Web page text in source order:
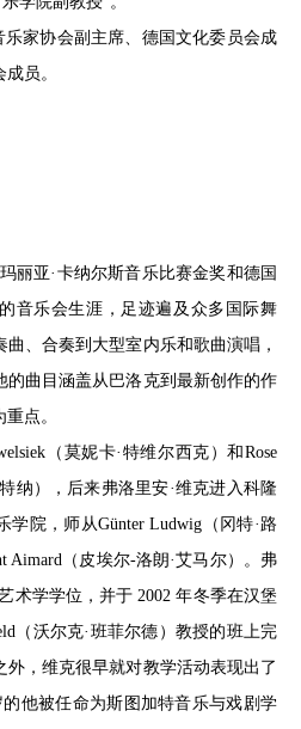
家协会副主席、德国文化委员会成
员。
丽亚·卡纳尔斯音乐比赛金奖和德国
音乐会生涯，足迹遍及众多国际舞
、合奏到大型室内乐和歌曲演唱，
的曲目涵盖从巴洛克到最新创作的作
点。
（莫妮卡·特维尔西克）和Rose
纳），后来弗洛里安·维克进入科隆
院，师从Günter Ludwig（冈特·路
Aimard（皮埃尔-洛朗·艾马尔）。弗
术学学位，并于 2002 年冬季在汉堡
（沃尔克·班菲尔德）教授的班上完
外，维克很早就对教学活动表现出了
他被任命为斯图加特音乐与戏剧学